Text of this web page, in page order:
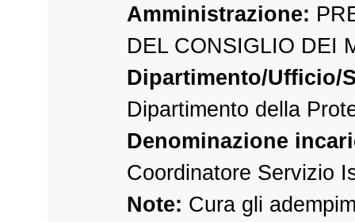
Amministrazione:
DEL CONSIGLIO DEI
Dipartimento/Ufficio/
Dipartimento della
Denominazione
Coordinatore Servizio
Note: Cura gli